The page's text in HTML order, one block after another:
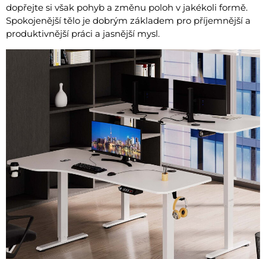
dopřejte si však pohyb a změnu poloh v jakékoli formě.
Spokojenější tělo je dobrým základem pro příjemnější a
produktivnější práci a jasnější mysl.